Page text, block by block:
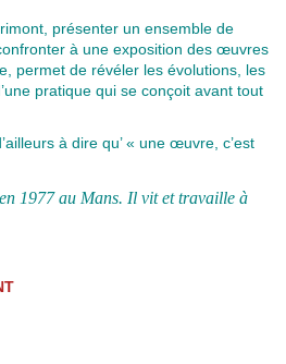
présenter un ensemble de
à une exposition des œuvres
permet de révéler les évolutions, les
pratique qui se conçoit avant tout
à dire qu’ « une œuvre, c’est
1977 au Mans. Il vit et travaille à